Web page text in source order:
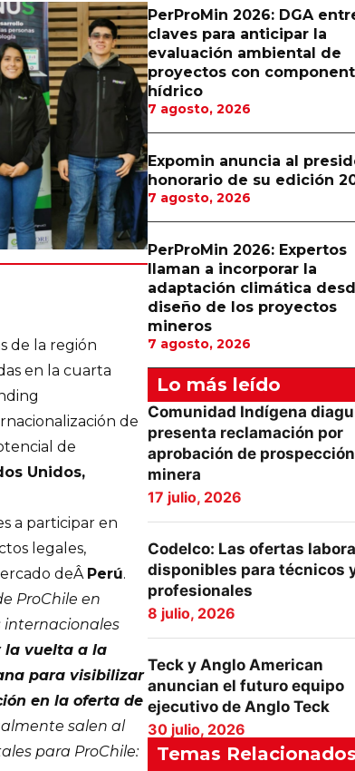
de la región
en la cuarta
de
de
Unidos,
a participar en
legales,
deÂ Perú.
ProChile en
la vuelta a la
para visibilizar
en la oferta de
salen al
para ProChile:
PerProMin 2026: DGA
claves para anticipar la
evaluación ambiental de
proyectos con
hídrico
7 agosto, 2026
Expomin anuncia al
honorario de su edición
7 agosto, 2026
PerProMin 2026: Expertos
llaman a incorporar la
adaptación climática
diseño de los proyectos
mineros
7 agosto, 2026
Lo más leído
Comunidad Indígena
presenta reclamación por
aprobación de prospección
minera
17 julio, 2026
Codelco: Las ofertas
disponibles para técnicos
profesionales
8 julio, 2026
Teck y Anglo American
anuncian el futuro equipo
ejecutivo de Anglo Teck
30 julio, 2026
Temas Relacionados